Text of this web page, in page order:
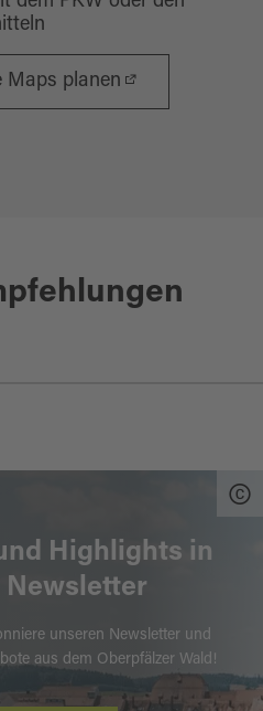
Maps planen
Highlights in
Newsletter
unseren Newsletter und
aus dem Oberpfälzer Wald!